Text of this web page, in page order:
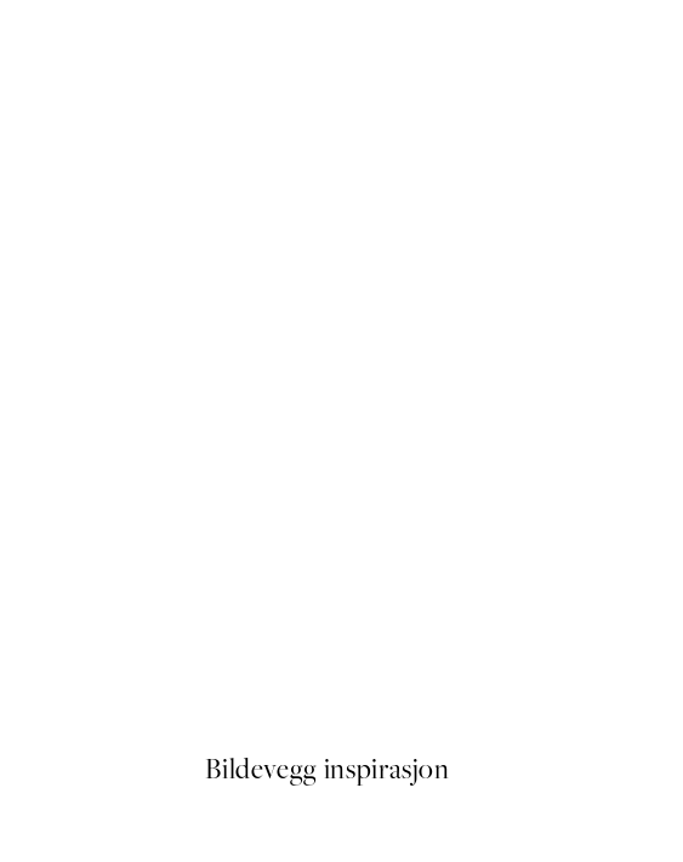
Bildevegg inspirasjon